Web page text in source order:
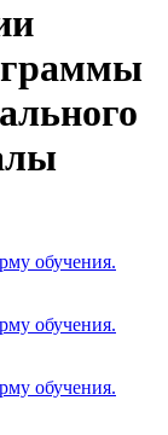
обучения.
обучения.
обучения.